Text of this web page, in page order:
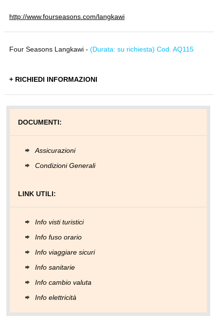
http://www.fourseasons.com/langkawi
Four Seasons Langkawi - (Durata: su richiesta) Cod. AQ115
+ RICHIEDI INFORMAZIONI
DOCUMENTI:
Assicurazioni
Condizioni Generali
LINK UTILI:
Info visti turistici
Info fuso orario
Info viaggiare sicuri
Info sanitarie
Info cambio valuta
Info elettricità